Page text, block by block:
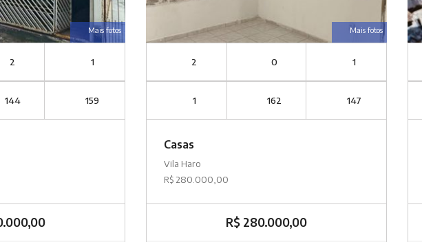
Mais fotos
2 1
144 159
Mais fotos
2 0 1
1 162 147
Casas
Vila Haro
R$ 280.000,00
R$ 280.000,00